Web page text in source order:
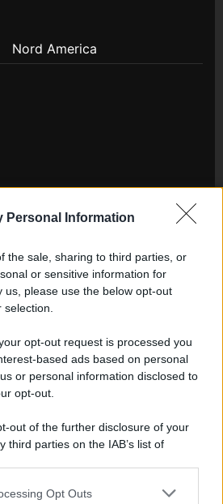
Personal Information
the sale, sharing to third parties, or
or sensitive information for
us, please use the below opt-out
opt-out request is processed you
based ads based on personal
or personal information disclosed to
opt-out.
out of the further disclosure of your
third parties on the IAB’s list of
be disclosed by us to third parties
Opt Outs
Nord America